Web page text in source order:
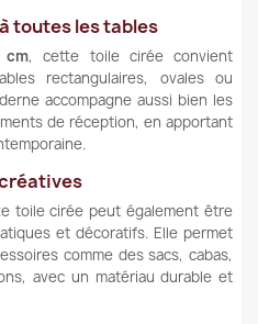
toutes les tables
cm, cette toile cirée convient
rectangulaires, ovales ou
accompagne aussi bien les
de réception, en apportant
toile cirée peut également être
et décoratifs. Elle permet
comme des sacs, cabas,
avec un matériau durable et